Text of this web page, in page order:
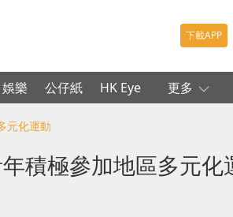
下載APP
娛樂 公仔紙 HK Eye 更多
元化運動
積極參加地區多元化